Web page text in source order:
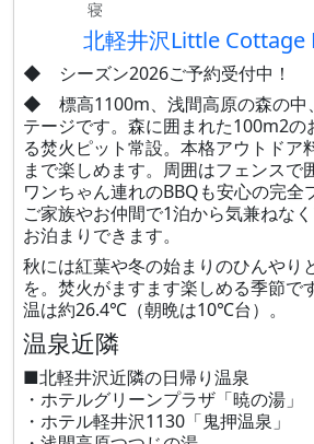
寝
北軽井沢Little Cottage
◆ シーズン2026ご予約受付中！
◆ 標高1100m、浅間高原の森の中
テージです。​森に囲まれた100m2の
る焚火ピット常設。本格アウトドア
まで楽しめます。周囲はフェンスで
ワンちゃん連れのBBQも安心の完全
ご家族やお仲間で1泊から気兼ねな
お泊まりできます。
秋には紅葉や冬の始まりのひんやり
を。焚火がますます楽しめる季節で
温は約26.4℃（朝晩は10℃台）。
温泉近隣
■北軽井沢近隣の日帰り温泉
・ホテルグリーンプラザ「暁の湯」
・ホテル軽井沢1130「鬼押温泉」